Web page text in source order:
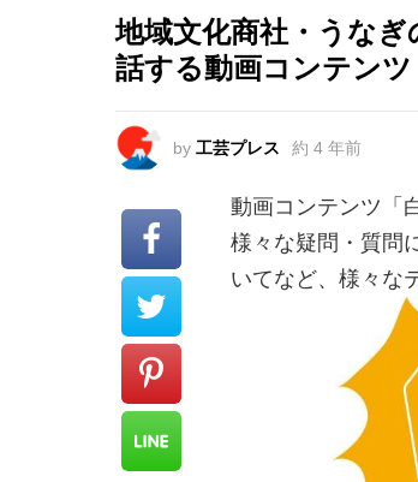
地域文化商社・うな
話する動画コンテンツ
by 工芸プレス 約 4 年前
動画コンテンツ「
様々な疑問・質問
いてなど、様々な